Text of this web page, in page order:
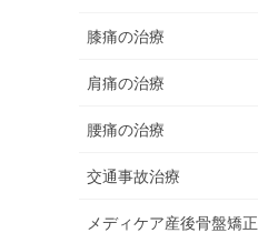
膝痛の治療
肩痛の治療
腰痛の治療
交通事故治療
メディケア産後骨盤矯正